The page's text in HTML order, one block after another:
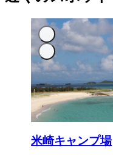
米崎キャンプ場